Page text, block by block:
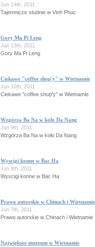
Jun 14th, 2011
Tajemnicze studnie w Vinh Phuc
Gory Ma Pi Leng
Jun 13th, 2011
Gory Ma Pi Leng
Ciekawe "coffee shop'y" w Wietnamie
Jun 10th, 2011
Ciekawe "coffee shop'y" w Wietnamie
Wzgórza Ba Na w koło Da Nang
Jun 9th, 2011
Wzgórza Ba Na w koło Da Nang
Wyscigi konne w Bac Ha
Jun 8th, 2011
Wyscigi konne w Bac Ha
Prawo autorskie w Chinach i Wietnamie
Jun 7th, 2011
Prawo autorskie w Chinach i Wietnamie
Najwieksze muzeum w Wietnamie